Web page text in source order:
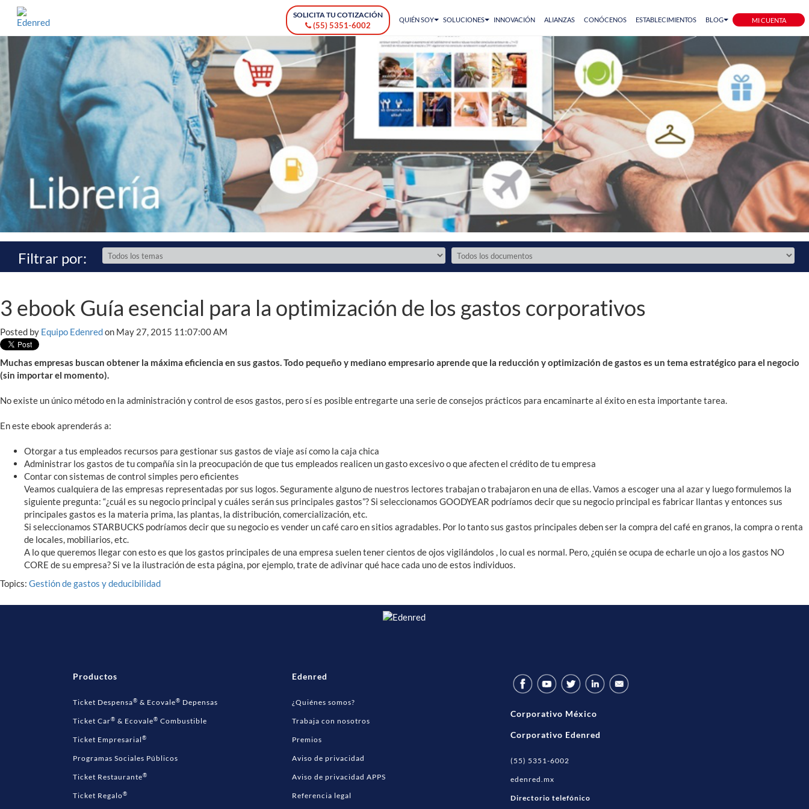
MI CUENTA
BLOG
ESTABLECIMIENTOS
CONÓCENOS
ALIANZAS
INNOVACIÓN
SOLUCIONES
QUIÉN SOY
SOLICITA TU COTIZACIÓN
(55) 5351-6002
Filtrar por:
3 ebook Guía esencial para la optimización de los gastos corporativos
Posted by Equipo Edenredon May 27, 2015 11:07:00 AM
Muchas empresas buscan obtener la máxima eficiencia en sus gastos. Todo pequeño y mediano empresario aprende que la reducción y optimización de gastos es un tema estratégico para el negocio
(sin importar el momento).
No existe un único método en la administración y control de esos gastos, pero sí es posible entregarte una serie de consejos prácticos para encaminarte al éxito en esta importante tarea.
En este ebook aprenderás a:
Otorgar a tus empleados recursos para gestionar sus gastos de viaje así como la caja chica
Administrar los gastos de tu compañía sin la preocupación de que tus empleados realicen un gasto excesivo o que afecten el crédito de tu empresa
Contar con sistemas de control simples pero eficientes
Veamos cualquiera de las empresas representadas por sus logos. Seguramente alguno de nuestros lectores trabajan o trabajaron en una de ellas. Vamos a escoger una al azar y luego formulemos la
siguiente pregunta: “¿cuál es su negocio principal y cuáles serán sus principales gastos”? Si seleccionamos GOODYEAR podríamos decir que su negocio principal es fabricar llantas y entonces sus
principales gastos es la materia prima, las plantas, la distribución, comercialización, etc.
Si seleccionamos STARBUCKS podríamos decir que su negocio es vender un café caro en sitios agradables. Por lo tanto sus gastos principales deben ser la compra del café en granos, la compra o renta
de locales, mobiliarios, etc.
A lo que queremos llegar con esto es que los gastos principales de una empresa suelen tener cientos de ojos vigilándolos , lo cual es normal. Pero, ¿quién se ocupa de echarle un ojo a los gastos NO
CORE de su empresa? Si ve la ilustración de esta página, por ejemplo, trate de adivinar qué hace cada uno de estos individuos.
Topics: Gestión de gastos y deducibilidad
Productos
Ticket Despensa® & Ecovale® Depensas
Ticket Car® & Ecovale® Combustible
Ticket Empresarial®
Programas Sociales Públicos
Ticket Restaurante®
Ticket Regalo®
Edenred
¿Quiénes somos?
Trabaja con nosotros
Premios
Aviso de privacidad
Aviso de privacidad APPS
Referencia legal
Corporativo México
Corporativo Edenred
(55) 5351-6002
edenred.mx
Directorio telefónico